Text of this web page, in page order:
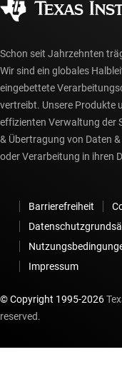
myTI-Konto FAQs
Schon seit Jahrzehnten
Wir sind ein globales
eingebettete
vertreibt. Unsere Produkte
effizienten Verwaltung der
& Übertragung von Daten
oder Verarbeitung in ihren
Barrierefreiheit
Impressum
© Copyright 1995-2026
reserved.